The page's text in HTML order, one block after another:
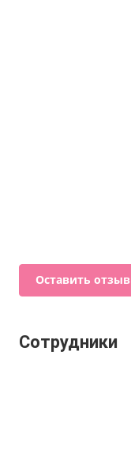
Оставить отзыв
Сотрудники